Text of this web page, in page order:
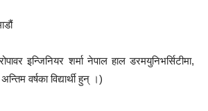
इन्जिनियर शर्मा नेपाल हाल डरमयुनिभर्सिटीमा,
वर्षका विद्यार्थी हुन् ।)